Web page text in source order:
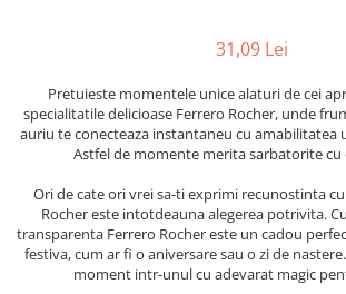
31,09 Lei
Pretuieste momentele unice alaturi de cei
specialitatile delicioase Ferrero Rocher, unde
auriu te conecteaza instantaneu cu amabilitatea
Astfel de momente merita sarbatorite cu
Ori de cate ori vrei sa-ti exprimi recunostinta
Rocher este intotdeauna alegerea potrivita.
transparenta Ferrero Rocher este un cadou
festiva, cum ar fi o aniversare sau o zi de
moment intr-unul cu adevarat magic